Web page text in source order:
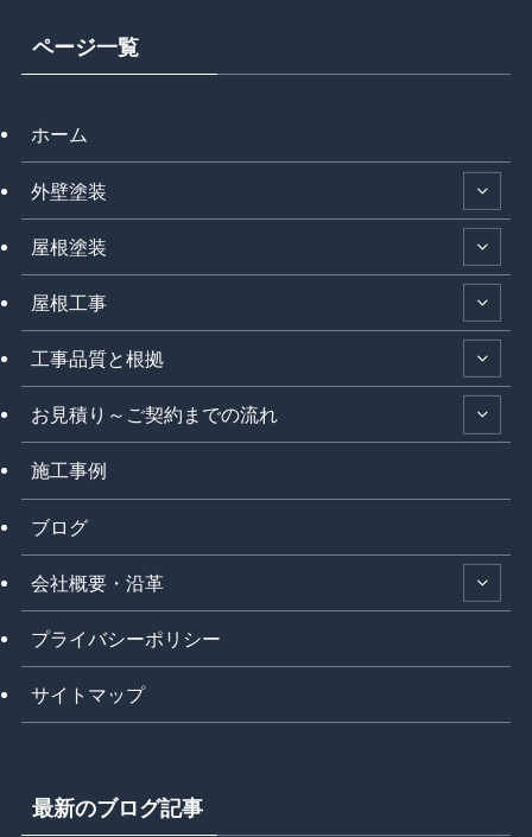
ページ一覧
ホーム
外壁塗装
屋根塗装
屋根工事
工事品質と根拠
お見積り～ご契約までの流れ
施工事例
ブログ
会社概要・沿革
プライバシーポリシー
サイトマップ
最新のブログ記事